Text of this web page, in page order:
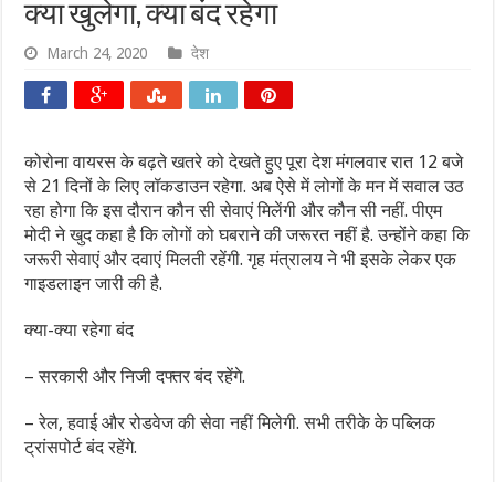
क्या खुलेगा, क्या बंद रहेगा
March 24, 2020 देश
कोरोना वायरस के बढ़ते खतरे को देखते हुए पूरा देश मंगलवार रात 12 बजे
से 21 दिनों के लिए लॉकडाउन रहेगा. अब ऐसे में लोगों के मन में सवाल उठ
रहा होगा कि इस दौरान कौन सी सेवाएं मिलेंगी और कौन सी नहीं. पीएम
मोदी ने खुद कहा है कि लोगों को घबराने की जरूरत नहीं है. उन्होंने कहा कि
जरूरी सेवाएं और दवाएं मिलती रहेंगी. गृह मंत्रालय ने भी इसके लेकर एक
गाइडलाइन जारी की है.
क्या-क्या रहेगा बंद
– सरकारी और निजी दफ्तर बंद रहेंगे.
– रेल, हवाई और रोडवेज की सेवा नहीं मिलेगी. सभी तरीके के पब्लिक
ट्रांसपोर्ट बंद रहेंगे.